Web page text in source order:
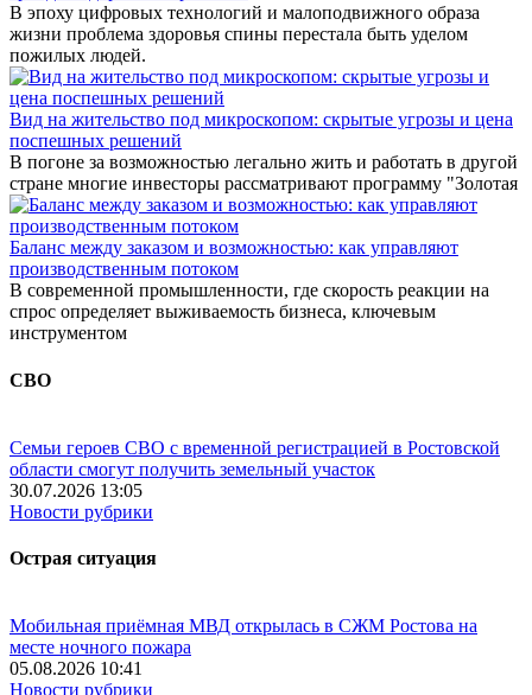
В эпоху цифровых технологий и малоподвижного образа
жизни проблема здоровья спины перестала быть уделом
пожилых людей.
Вид на жительство под микроскопом: скрытые угрозы и цена
поспешных решений
В погоне за возможностью легально жить и работать в другой
стране многие инвесторы рассматривают программу "Золотая
Баланс между заказом и возможностью: как управляют
производственным потоком
В современной промышленности, где скорость реакции на
спрос определяет выживаемость бизнеса, ключевым
инструментом
СВО
Семьи героев СВО с временной регистрацией в Ростовской
области смогут получить земельный участок
30.07.2026 13:05
Новости рубрики
Острая ситуация
Мобильная приёмная МВД открылась в СЖМ Ростова на
месте ночного пожара
05.08.2026 10:41
Новости рубрики